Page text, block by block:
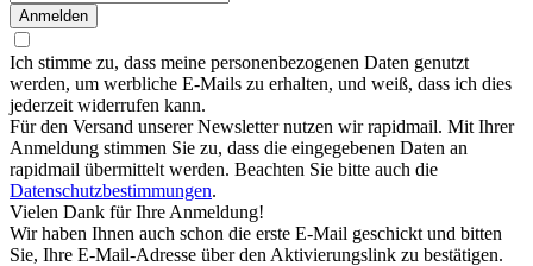
Anmelden
Ich stimme zu, dass meine personenbezogenen Daten genutzt
werden, um werbliche E-Mails zu erhalten, und weiß, dass ich dies
jederzeit widerrufen kann.
Für den Versand unserer Newsletter nutzen wir rapidmail. Mit Ihrer
Anmeldung stimmen Sie zu, dass die eingegebenen Daten an
rapidmail übermittelt werden. Beachten Sie bitte auch die
Datenschutzbestimmungen.
Vielen Dank für Ihre Anmeldung!
Wir haben Ihnen auch schon die erste E-Mail geschickt und bitten
Sie, Ihre E-Mail-Adresse über den Aktivierungslink zu bestätigen.